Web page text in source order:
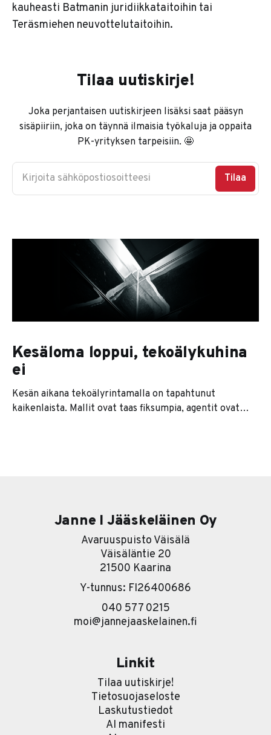
kauheasti Batmanin juridiikkataitoihin tai
Teräsmiehen neuvottelutaitoihin.
Tilaa uutiskirje!
Joka perjantaisen uutiskirjeen lisäksi saat pääsyn
sisäpiiriin, joka on täynnä ilmaisia työkaluja ja oppaita
PK-yrityksen tarpeisiin. 🤩
Kirjoita sähköpostiosoitteesi Tilaa
Kesäloma loppui, tekoälykuhina
ei
Kesän aikana tekoälyrintamalla on tapahtunut
kaikenlaista. Mallit ovat taas fiksumpia, agentit ovat
Janne I Jääskeläinen Oy
Avaruuspuisto Väisälä
Väisäläntie 20
21500 Kaarina
Y-tunnus: FI26400686
040 577 0215
moi@jannejaaskelainen.fi
Linkit
Tilaa uutiskirje!
Tietosuojaseloste
Laskutustiedot
AI manifesti